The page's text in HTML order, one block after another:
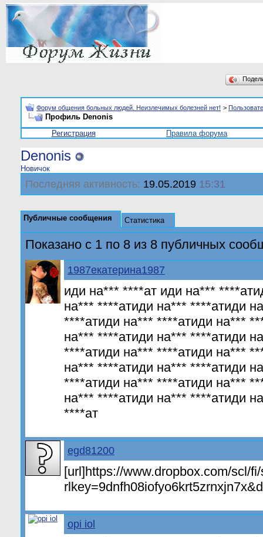
Форум общения больных людей. Неизлечимых болезней нет! >
Профиль Denonis
Регистрация
Правила форума
Denonis
Новичок
Последняя активность: 19.05.2019 15:31
Публичные сообщения Статистика
Показано с 1 по 8 из 8 публичных
1987екатерина1987
иди на*** ****ат иди на***
на*** ****атиди на*** ****атиди
****атиди на*** ****атиди на***
на*** ****атиди на*** ****атиди
****атиди на*** ****атиди на***
на*** ****атиди на*** ****атиди
****атиди на*** ****атиди на***
на*** ****атиди на*** ****атиди
****ат
egd81200
[url]https://www.dropbox.com/scl/
opi iol